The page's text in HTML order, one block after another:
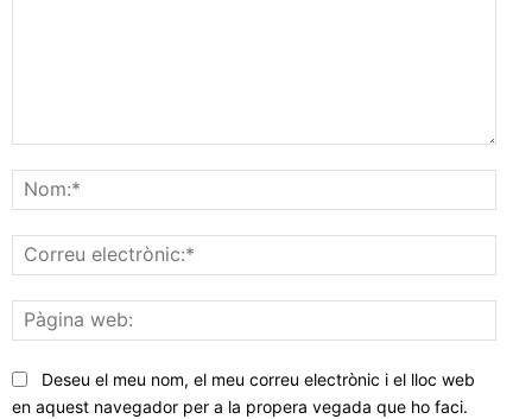
web:
Deseu el meu nom, el meu correu electrònic i el lloc web
en aquest navegador per a la propera vegada que ho faci.